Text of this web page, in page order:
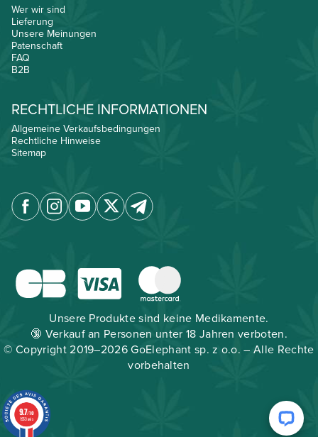
Wer wir sind
Lieferung
Unsere Meinungen
Patenschaft
FAQ
B2B
RECHTLICHE INFORMATIONEN
Allgemeine Verkaufsbedingungen
Rechtliche Hinweise
Sitemap
Unsere Produkte sind keine Medikamente.
🔞 Verkauf an Personen unter 18 Jahren verboten.
© Copyright 2019–2026 GoElephant sp. z o.o. – Alle Rechte
vorbehalten
9.7/10
1953 avis